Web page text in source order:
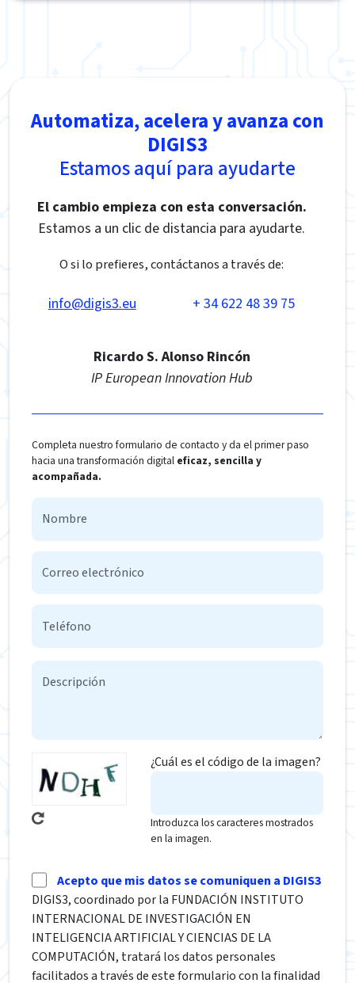
Automatiza, acelera y avanza con
DIGIS3
Estamos aquí para ayudarte
El cambio empieza con esta conversación.
Estamos a un clic de distancia para ayudarte.
O si lo prefieres, contáctanos a través de:
info@digis3.eu + 34 622 48 39 75
Ricardo S. Alonso Rincón
IP European Innovation Hub
Completa nuestro formulario de contacto y da el primer paso
hacia una transformación digital eficaz, sencilla y
acompañada.
¿Cuál es el código de la imagen?
Introduzca los caracteres mostrados
en la imagen.
Acepto que mis datos se comuniquen a DIGIS3
DIGIS3, coordinado por la FUNDACIÓN INSTITUTO
INTERNACIONAL DE INVESTIGACIÓN EN
INTELIGENCIA ARTIFICIAL Y CIENCIAS DE LA
COMPUTACIÓN, tratará los datos personales
facilitados a través de este formulario con la finalidad